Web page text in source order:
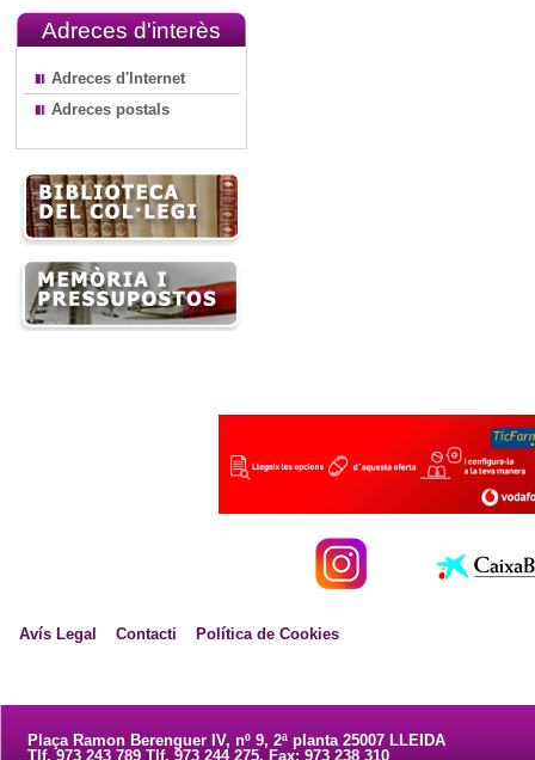
Adreces d'interès
Adreces d'Internet
Adreces postals
Avís Legal Contacti Política de Cookies
Plaça Ramon Berenguer IV, nº 9, 2ª planta 25007 LLEIDA
Tlf. 973 243 789 Tlf. 973 244 275. Fax: 973 238 310